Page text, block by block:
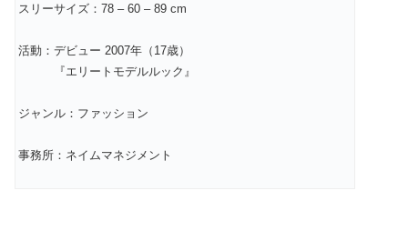
スリーサイズ：78 – 60 – 89 cm
活動：デビュー 2007年（17歳）
『エリートモデルルック』
ジャンル：ファッション
事務所：ネイムマネジメント